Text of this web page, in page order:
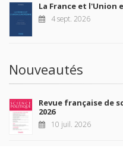
La France et l'Union
4 sept. 2026
Nouveautés
Revue française de
2026
10 juil. 2026